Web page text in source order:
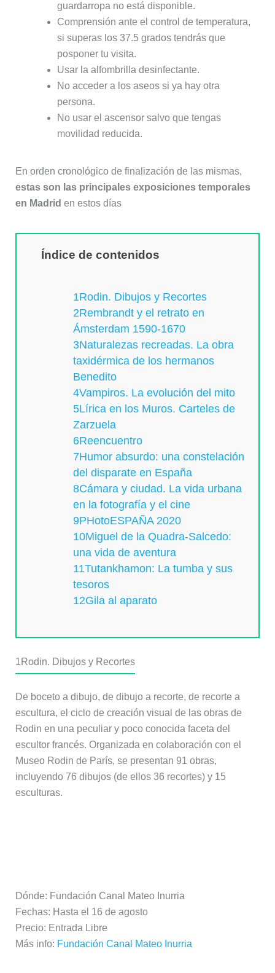
guardarropa no está disponible.
Comprensión ante el control de temperatura,
si superas los 37.5 grados tendrás que
posponer tu visita.
Usar la alfombrilla desinfectante.
No acceder a los aseos si ya hay otra
persona.
No usar el ascensor salvo que tengas
movilidad reducida.
En orden cronológico de finalización de las mismas,
estas son las principales exposiciones temporales
en Madrid en estos días
Índice de contenidos
1Rodin. Dibujos y Recortes
2Rembrandt y el retrato en
Ámsterdam 1590-1670
3Naturalezas recreadas. La obra
taxidérmica de los hermanos
Benedito
4Vampiros. La evolución del mito
5Lírica en los Muros. Carteles de
Zarzuela
6Reencuentro
7Humor absurdo: una constelación
del disparate en España
8Cámara y ciudad. La vida urbana
en la fotografía y el cine
9PHotoESPAÑA 2020
10Miguel de la Quadra-Salcedo:
una vida de aventura
11Tutankhamon: La tumba y sus
tesoros
12Gila al aparato
1 Rodin. Dibujos y Recortes
De boceto a dibujo, de dibujo a recorte, de recorte a
escultura, el ciclo de creación visual de las obras de
Rodin en una peculiar y poco conocida faceta del
escultor francés. Organizada en colaboración con el
Museo Rodin de París, se presentan 91 obras,
incluyendo 76 dibujos (de ellos 36 recortes) y 15
esculturas.
Dónde: Fundación Canal Mateo Inurria
Fechas: Hasta el 16 de agosto
Precio: Entrada Libre
Más info: Fundación Canal Mateo Inurria